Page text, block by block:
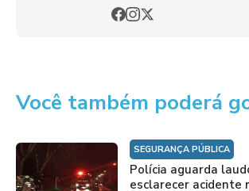
Você também poderá
SEGURANÇA PÚBLICA
Polícia aguarda
esclarecer acidente